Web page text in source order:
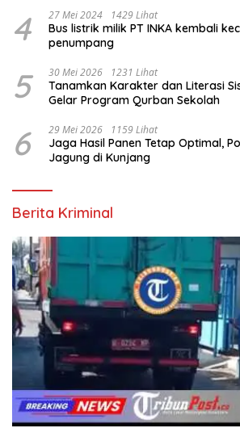
4 27 Mei 2024 1429 Lihat
Bus listrik milik PT INKA kembali
penumpang
5 30 Mei 2026 1231 Lihat
Tanamkan Karakter dan Literasi
Gelar Program Qurban Sekolah
6 29 Mei 2026 1159 Lihat
Jaga Hasil Panen Tetap Optimal,
Jagung di Kunjang
Berita Kriminal